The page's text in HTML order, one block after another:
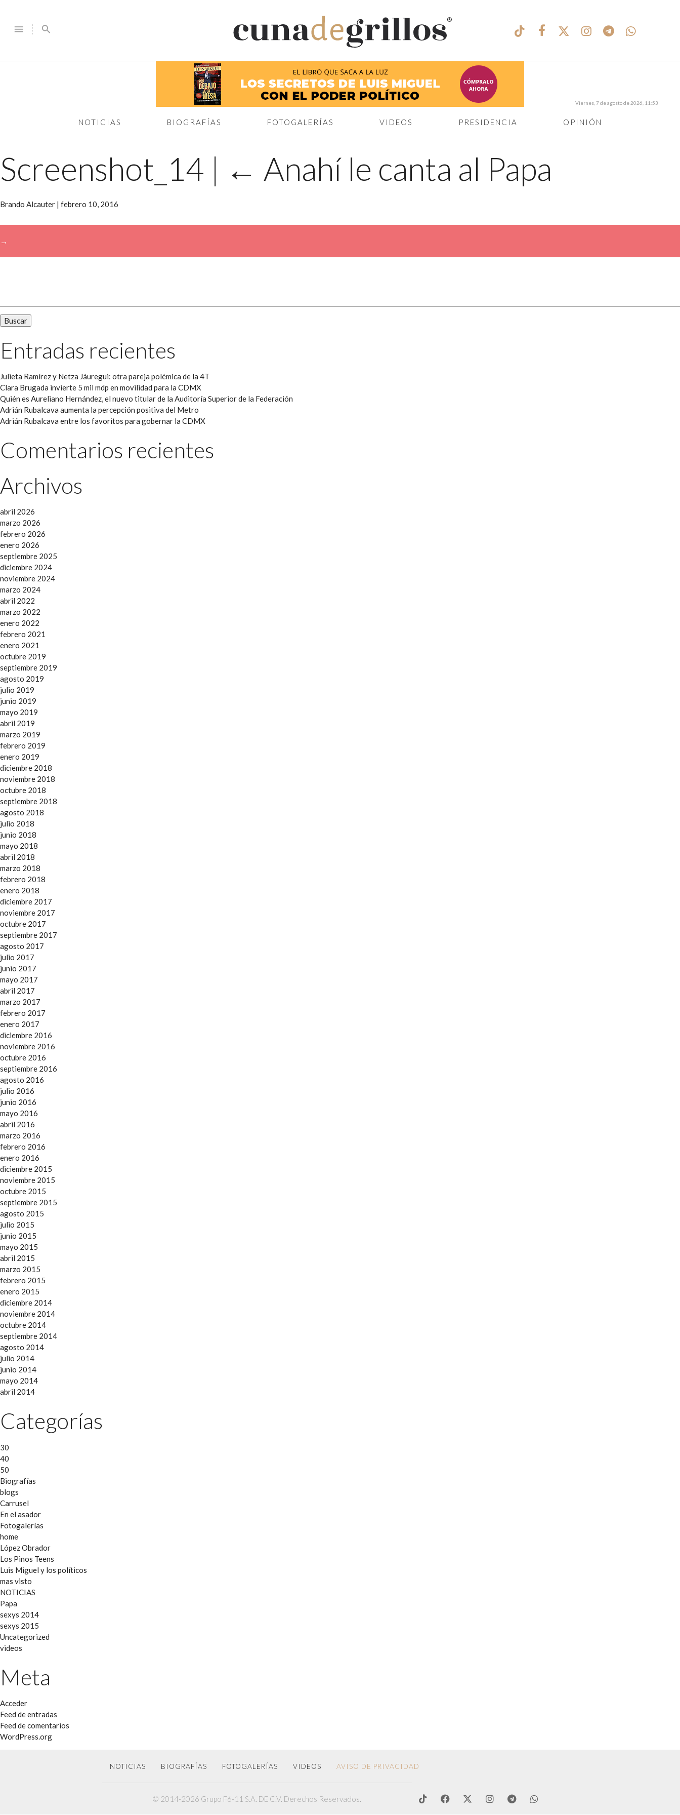
menu search
®
NOTICIAS BIOGRAFÍAS FOTOGALERÍAS VIDEOS PRESIDENCIA OPINIÓN
Viernes, 7 de agosto de 2026, 11:53
Screenshot_14 | ← Anahí le canta al Papa
Brando Alcauter | febrero 10, 2016
→
Entradas recientes
Julieta Ramírez y Netza Jáuregui: otra pareja polémica de la 4T
Clara Brugada invierte 5 mil mdp en movilidad para la CDMX
Quién es Aureliano Hernández, el nuevo titular de la Auditoría Superior de la Federación
Adrián Rubalcava aumenta la percepción positiva del Metro
Adrián Rubalcava entre los favoritos para gobernar la CDMX
Comentarios recientes
Archivos
abril 2026
marzo 2026
febrero 2026
enero 2026
septiembre 2025
diciembre 2024
noviembre 2024
marzo 2024
abril 2022
marzo 2022
enero 2022
febrero 2021
enero 2021
octubre 2019
septiembre 2019
agosto 2019
julio 2019
junio 2019
mayo 2019
abril 2019
marzo 2019
febrero 2019
enero 2019
diciembre 2018
noviembre 2018
octubre 2018
septiembre 2018
agosto 2018
julio 2018
junio 2018
mayo 2018
abril 2018
marzo 2018
febrero 2018
enero 2018
diciembre 2017
noviembre 2017
octubre 2017
septiembre 2017
agosto 2017
julio 2017
junio 2017
mayo 2017
abril 2017
marzo 2017
febrero 2017
enero 2017
diciembre 2016
noviembre 2016
octubre 2016
septiembre 2016
agosto 2016
julio 2016
junio 2016
mayo 2016
abril 2016
marzo 2016
febrero 2016
enero 2016
diciembre 2015
noviembre 2015
octubre 2015
septiembre 2015
agosto 2015
julio 2015
junio 2015
mayo 2015
abril 2015
marzo 2015
febrero 2015
enero 2015
diciembre 2014
noviembre 2014
octubre 2014
septiembre 2014
agosto 2014
julio 2014
junio 2014
mayo 2014
abril 2014
Categorías
30
40
50
Biografías
blogs
Carrusel
En el asador
Fotogalerías
home
López Obrador
Los Pinos Teens
Luis Miguel y los políticos
mas visto
NOTICIAS
Papa
sexys 2014
sexys 2015
Uncategorized
videos
Meta
Acceder
Feed de entradas
Feed de comentarios
WordPress.org
NOTICIAS BIOGRAFÍAS FOTOGALERÍAS VIDEOS AVISO DE PRIVACIDAD
© 2014-2026 Grupo F6-11 S.A. DE C.V. Derechos Reservados.